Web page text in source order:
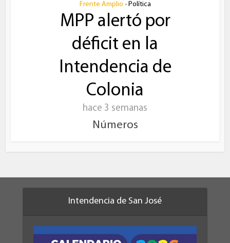
Frente Amplio • Política
MPP alertó por
déficit en la
Intendencia de
Colonia
hace 3 semanas
Números
Intendencia de San José